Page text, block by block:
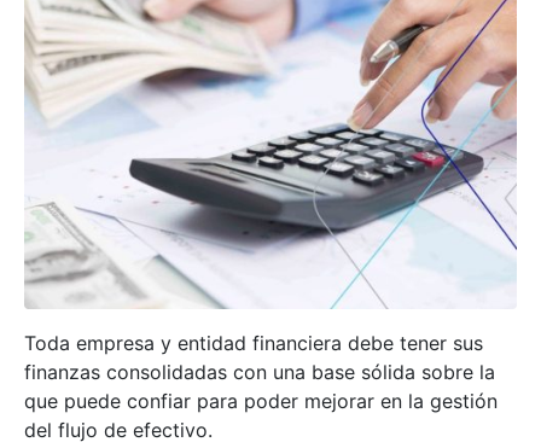
Toda empresa y entidad financiera debe tener sus
finanzas consolidadas con una base sólida sobre la
que puede confiar para poder mejorar en la gestión
del flujo de efectivo.